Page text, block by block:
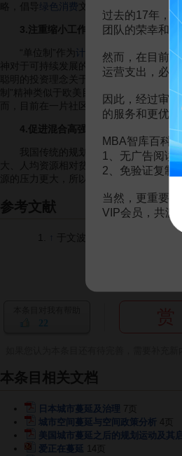
略，倡导
绿色消费 文化，以对抗“汽车时
3.注重缩小工作地与居住地的时空
“单位制”作为 计划经济时代的我国社
神对于可持续发展的意义所在，首先，“
聪明的投资理念关于“靠近工作地居住”
制”精神类似于欧美目前所倡导的混合土
而，目前在一片社区
社会化的浪潮中，“
4.促进混合高强度土地利用和开发模
我国传统的规划理念是现代主义主导的
大、人均资源相对贫乏的城市社会、经
源的压力更大，所以在市场经济的背景
参考文献
于文波,刘晓霞,王竹.美国城
22
本条目相关文档
日本城市蔓延及治理 7页
城市空间蔓延与空间政策分析
美国城市蔓延之后的规划运动及其
爱正在蔓延 14页
过去的17年，
团队的荣幸和骄
然而，在目前
运营支出，必
因此，经过审
的服务和更优
MBA智库百科
1、无广告阅读
2、免验证复制。
当然，更重要
VIP会员，共渡